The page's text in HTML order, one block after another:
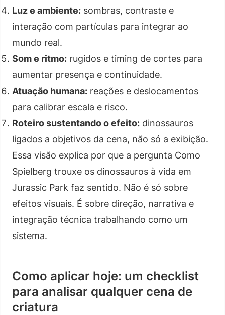
Luz e ambiente: sombras, contraste e
interação com partículas para integrar ao
mundo real.
Som e ritmo: rugidos e timing de cortes para
aumentar presença e continuidade.
Atuação humana: reações e deslocamentos
para calibrar escala e risco.
Roteiro sustentando o efeito: dinossauros
ligados a objetivos da cena, não só a exibição.
Essa visão explica por que a pergunta Como
Spielberg trouxe os dinossauros à vida em
Jurassic Park faz sentido. Não é só sobre
efeitos visuais. É sobre direção, narrativa e
integração técnica trabalhando como um
sistema.
Como aplicar hoje: um checklist
para analisar qualquer cena de
criatura